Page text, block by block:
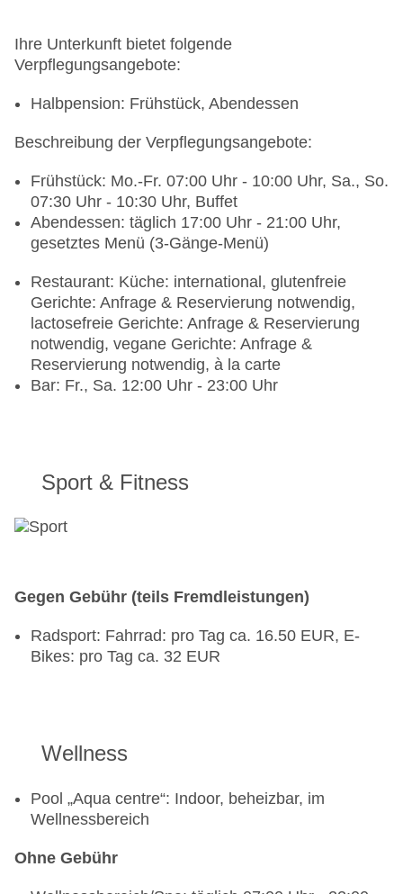
Ihre Unterkunft bietet folgende
Verpflegungsangebote:
Halbpension: Frühstück, Abendessen
Beschreibung der Verpflegungsangebote:
Frühstück: Mo.-Fr. 07:00 Uhr - 10:00 Uhr, Sa., So.
07:30 Uhr - 10:30 Uhr, Buffet
Abendessen: täglich 17:00 Uhr - 21:00 Uhr,
gesetztes Menü (3-Gänge-Menü)
Restaurant: Küche: international, glutenfreie
Gerichte: Anfrage & Reservierung notwendig,
lactosefreie Gerichte: Anfrage & Reservierung
notwendig, vegane Gerichte: Anfrage &
Reservierung notwendig, à la carte
Bar: Fr., Sa. 12:00 Uhr - 23:00 Uhr
Sport & Fitness
Gegen Gebühr (teils Fremdleistungen)
Radsport: Fahrrad: pro Tag ca. 16.50 EUR, E-
Bikes: pro Tag ca. 32 EUR
Wellness
Pool „Aqua centre“: Indoor, beheizbar, im
Wellnessbereich
Ohne Gebühr